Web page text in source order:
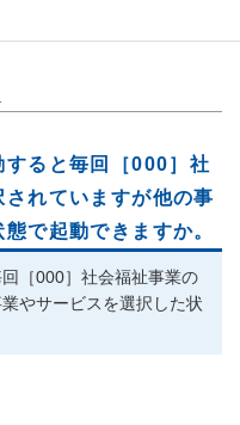
ると毎回［000］社
れていますが他の事
で起動できますか。
［000］社会福祉事業の
やサービスを選択した状